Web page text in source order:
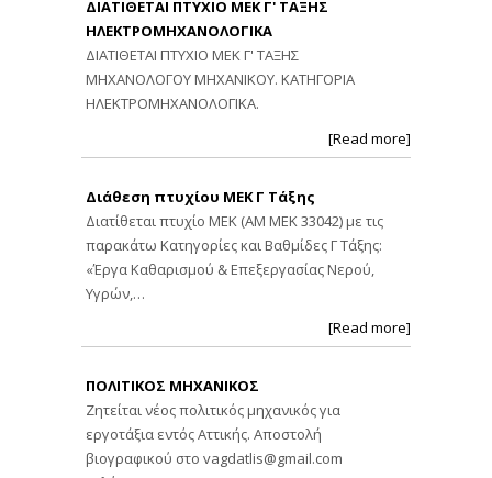
ΔΙΑΤΙΘΕΤΑΙ ΠΤΥΧΙΟ ΜΕΚ Γ' ΤΑΞΗΣ
ΗΛΕΚΤΡΟΜΗΧΑΝΟΛΟΓΙΚΑ
ΔΙΑΤΙΘΕΤΑΙ ΠΤΥΧΙΟ ΜΕΚ Γ' ΤΑΞΗΣ
ΜΗΧΑΝΟΛΟΓΟΥ ΜΗΧΑΝΙΚΟΥ. ΚΑΤΗΓΟΡΙΑ
ΗΛΕΚΤΡΟΜΗΧΑΝΟΛΟΓΙΚΑ.
[Read more]
Διάθεση πτυχίου ΜΕΚ Γ Τάξης
Διατίθεται πτυχίο ΜΕΚ (ΑΜ ΜΕΚ 33042) με τις
παρακάτω Κατηγορίες και Βαθμίδες Γ Τάξης:
«Έργα Καθαρισμού & Επεξεργασίας Νερού,
Υγρών,…
[Read more]
ΠΟΛΙΤΙΚΟΣ ΜΗΧΑΝΙΚΟΣ
Ζητείται νέος πολιτικός μηχανικός για
εργοτάξια εντός Αττικής. Αποστολή
βιογραφικού στο vagdatlis@gmail.com